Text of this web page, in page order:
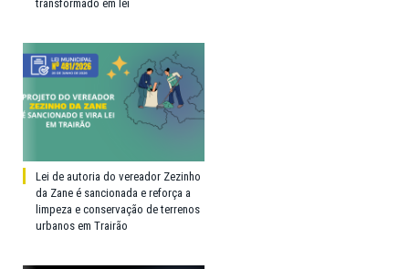
transformado em lei
Lei de autoria do vereador Zezinho
da Zane é sancionada e reforça a
limpeza e conservação de terrenos
urbanos em Trairão